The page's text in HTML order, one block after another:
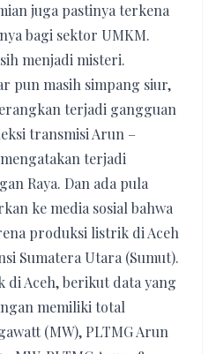
juga pastinya terkena
bagi sektor UMKM.
menjadi misteri.
pun masih simpang siur,
terjadi gangguan
transmisi Arun –
terjadi
Raya. Dan ada pula
ke media sosial bahwa
produksi listrik di Aceh
Sumatera Utara (Sumut).
Aceh, berikut data yang
memiliki total
(MW), PLTMG Arun